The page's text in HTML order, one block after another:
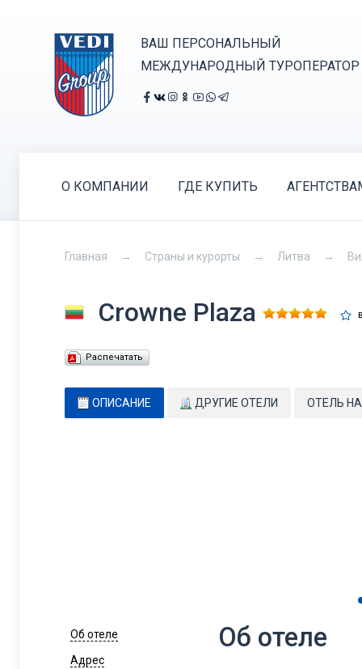
ВАШ ПЕРСОНАЛЬНЫЙ
МЕЖДУНАРОДНЫЙ ТУРОПЕРАТОР
О КОМПАНИИ ГДЕ КУПИТЬ
Главная Страны и курорты Литва
Crowne Plaza
Распечатать
ОПИСАНИЕ ДРУГИЕ ОТЕЛИ ОТЕЛЬ
Об отеле
Адрес
Об отеле